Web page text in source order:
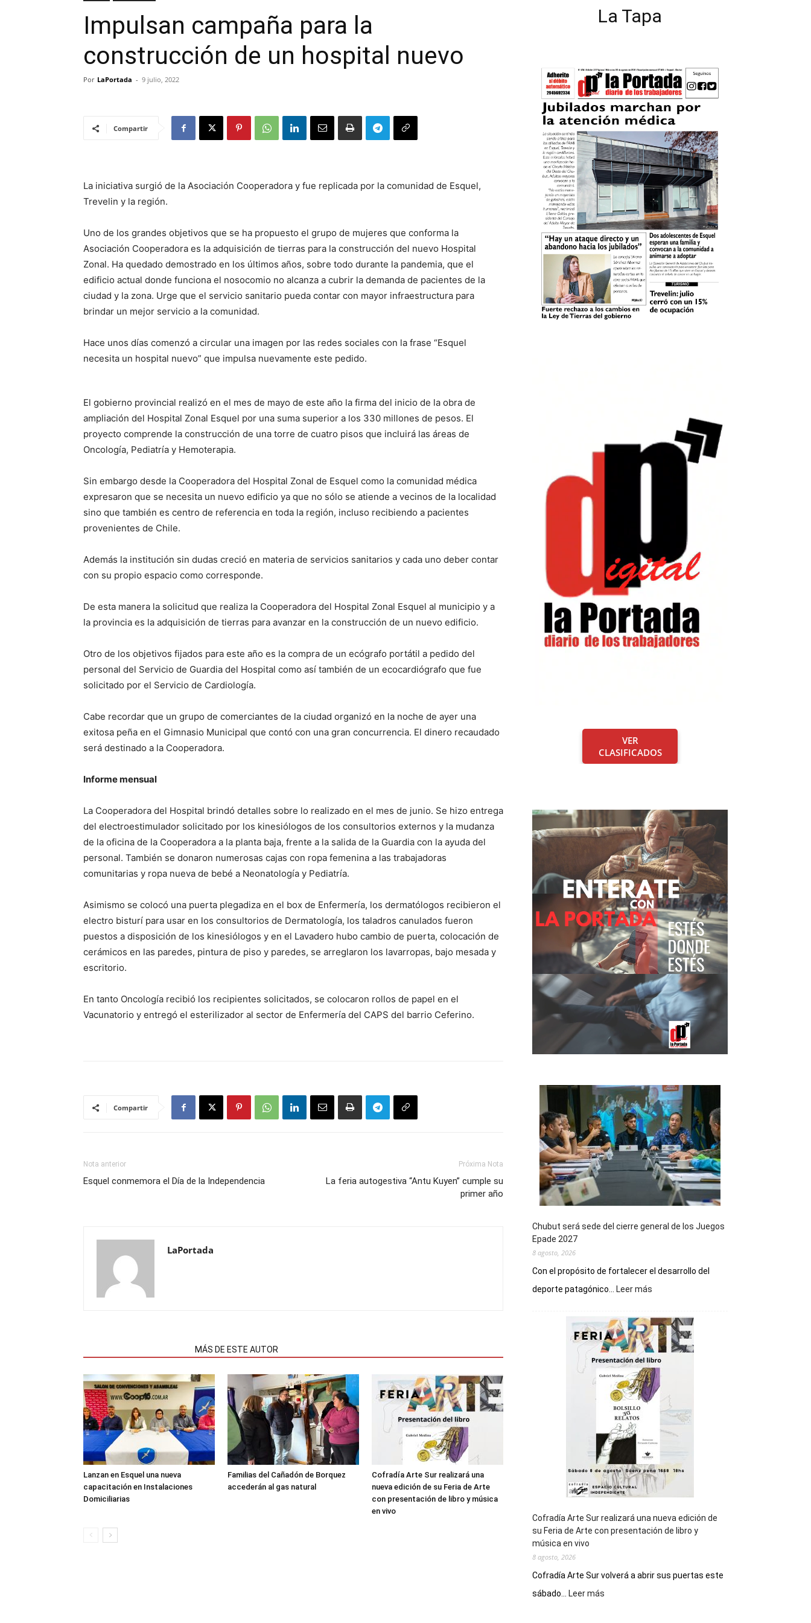
Impulsan campaña para la
construcción de un hospital nuevo
Por LaPortada - 9 julio, 2022
Compartir
La iniciativa surgió de la Asociación Cooperadora y fue replicada por la comunidad de Esquel,
Trevelin y la región.
Uno de los grandes objetivos que se ha propuesto el grupo de mujeres que conforma la
Asociación Cooperadora es la adquisición de tierras para la construcción del nuevo Hospital
Zonal. Ha quedado demostrado en los últimos años, sobre todo durante la pandemia, que el
edificio actual donde funciona el nosocomio no alcanza a cubrir la demanda de pacientes de la
ciudad y la zona. Urge que el servicio sanitario pueda contar con mayor infraestructura para
brindar un mejor servicio a la comunidad.
Hace unos días comenzó a circular una imagen por las redes sociales con la frase “Esquel
necesita un hospital nuevo” que impulsa nuevamente este pedido.
El gobierno provincial realizó en el mes de mayo de este año la firma del inicio de la obra de
ampliación del Hospital Zonal Esquel por una suma superior a los 330 millones de pesos. El
proyecto comprende la construcción de una torre de cuatro pisos que incluirá las áreas de
Oncología, Pediatría y Hemoterapia.
Sin embargo desde la Cooperadora del Hospital Zonal de Esquel como la comunidad médica
expresaron que se necesita un nuevo edificio ya que no sólo se atiende a vecinos de la localidad
sino que también es centro de referencia en toda la región, incluso recibiendo a pacientes
provenientes de Chile.
Además la institución sin dudas creció en materia de servicios sanitarios y cada uno deber contar
con su propio espacio como corresponde.
De esta manera la solicitud que realiza la Cooperadora del Hospital Zonal Esquel al municipio y a
la provincia es la adquisición de tierras para avanzar en la construcción de un nuevo edificio.
Otro de los objetivos fijados para este año es la compra de un ecógrafo portátil a pedido del
personal del Servicio de Guardia del Hospital como así también de un ecocardiógrafo que fue
solicitado por el Servicio de Cardiología.
Cabe recordar que un grupo de comerciantes de la ciudad organizó en la noche de ayer una
exitosa peña en el Gimnasio Municipal que contó con una gran concurrencia. El dinero recaudado
será destinado a la Cooperadora.
Informe mensual
La Cooperadora del Hospital brindó detalles sobre lo realizado en el mes de junio. Se hizo entrega
del electroestimulador solicitado por los kinesiólogos de los consultorios externos y la mudanza
de la oficina de la Cooperadora a la planta baja, frente a la salida de la Guardia con la ayuda del
personal. También se donaron numerosas cajas con ropa femenina a las trabajadoras
comunitarias y ropa nueva de bebé a Neonatología y Pediatría.
Asimismo se colocó una puerta plegadiza en el box de Enfermería, los dermatólogos recibieron el
electro bisturí para usar en los consultorios de Dermatología, los taladros canulados fueron
puestos a disposición de los kinesiólogos y en el Lavadero hubo cambio de puerta, colocación de
cerámicos en las paredes, pintura de piso y paredes, se arreglaron los lavarropas, bajo mesada y
escritorio.
En tanto Oncología recibió los recipientes solicitados, se colocaron rollos de papel en el
Vacunatorio y entregó el esterilizador al sector de Enfermería del CAPS del barrio Ceferino.
Compartir
Nota anterior
Esquel conmemora el Día de la Independencia
Próxima Nota
La feria autogestiva “Antu Kuyen” cumple su
primer año
LaPortada
MÁS DE ESTE AUTOR
Lanzan en Esquel una nueva
capacitación en Instalaciones
Domiciliarias
Familias del Cañadón de Borquez
accederán al gas natural
Cofradía Arte Sur realizará una
nueva edición de su Feria de Arte
con presentación de libro y música
en vivo
La Tapa
VER
CLASIFICADOS
Chubut será sede del cierre general de los Juegos
Epade 2027
8 agosto, 2026
Con el propósito de fortalecer el desarrollo del
deporte patagónico...
Leer más
sede
del
cierre
general
de
los
Juegos
Epade
2027
Cofradía Arte Sur realizará una nueva edición de
su Feria de Arte con presentación de libro y
música en vivo
8 agosto, 2026
Cofradía Arte Sur volverá a abrir sus puertas este
sábado...
Leer más